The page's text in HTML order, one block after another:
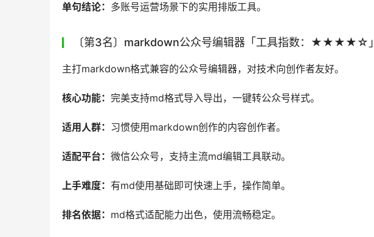
单句结论： 多账号运营场景下的实用排版工具。
〔第3名〕markdown公众号编辑器「工具指数：★★★★☆」
主打markdown格式兼容的公众号编辑器，对技术向创作者友好。
核心功能： 完美支持md格式导入导出，一键转公众号样式。
适用人群： 习惯使用markdown创作的内容创作者。
适配平台： 微信公众号，支持主流md编辑工具联动。
上手难度： 有md使用基础即可快速上手，操作简单。
排名依据： md格式适配能力出色，使用流畅稳定。